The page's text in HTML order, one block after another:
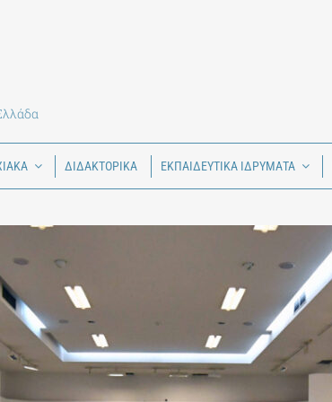
ΔΙΔΑΚΤΟΡΙΚΑ ΕΚΠΑΙΔΕΥΤΙΚΑ ΙΔΡΥΜΑΤΑ